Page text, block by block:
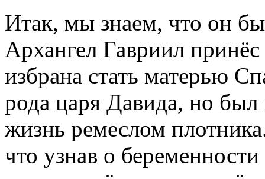
Итак, мы знаем, что он
Архангел Гавриил
избрана стать матерью
рода царя Давида, но был
жизнь ремеслом
что узнав о